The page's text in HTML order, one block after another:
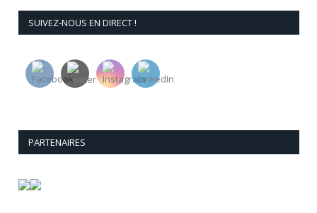
SUIVEZ-NOUS EN DIRECT !
PARTENAIRES